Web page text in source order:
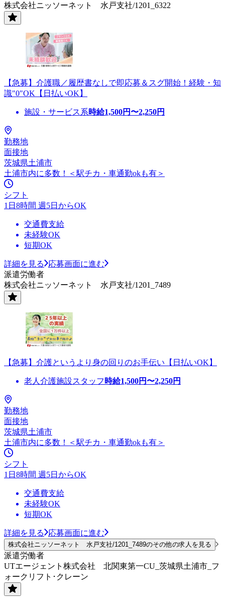
株式会社ニッソーネット 水戸支社/1201_6322
【急募】介護職／履歴書なしで即応募＆スグ開始！経験・知
識"0"OK【日払いOK】
施設・サービス系時給1,500円〜2,250円
勤務地
面接地
茨城県土浦市
土浦市内に多数！＜駅チカ・車通勤okも有＞
シフト
1日8時間 週5日からOK
交通費支給
未経験OK
短期OK
詳細を見る
応募画面に進む
派遣労働者
株式会社ニッソーネット 水戸支社/1201_7489
【急募】介護というより身の回りのお手伝い【日払いOK】
老人介護施設スタッフ 時給1,500円〜2,250円
勤務地
面接地
茨城県土浦市
土浦市内に多数！＜駅チカ・車通勤okも有＞
シフト
1日8時間 週5日からOK
交通費支給
未経験OK
短期OK
詳細を見る 応募画面に進む
株式会社ニッソーネット 水戸支社/1201_7489のその他の求人を見る
派遣労働者
UTエージェント株式会社 北関東第一CU_茨城県土浦市_フ
ォークリフト･クレーン